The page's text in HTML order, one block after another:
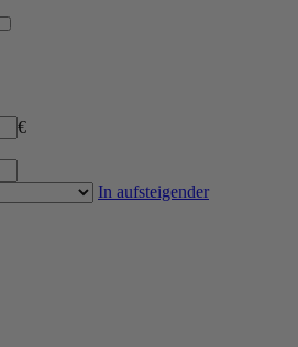
€
In aufsteigender